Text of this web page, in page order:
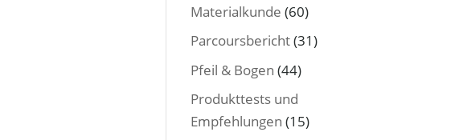
Materialkunde (60)
Parcoursbericht(31)
Pfeil & Bogen (44)
Produkttests und
Empfehlungen (15)